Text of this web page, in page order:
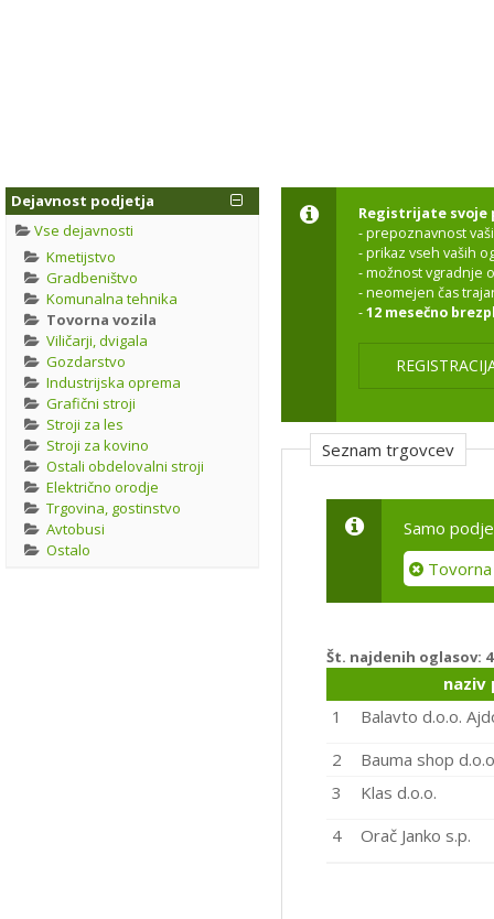
Dejavnost podjetja
Vse dejavnosti
Kmetijstvo
Gradbeništvo
Komunalna tehnika
Tovorna vozila
Viličarji, dvigala
Gozdarstvo
Industrijska oprema
Grafični stroji
Stroji za les
Stroji za kovino
Ostali obdelovalni stroji
Električno orodje
Trgovina, gostinstvo
Avtobusi
Ostalo
Registrijate svoje
- prepoznavnost
- prikaz vseh vaših
- možnost vgradnje
- neomejen čas
-12 mesečno
Seznam trgovcev
Samo
Št. najdenih oglasov: 4
naziv
1
Balavto d.o.o.
2
Bauma shop
3
Klas d.o.o.
4
Orač Janko s.p.